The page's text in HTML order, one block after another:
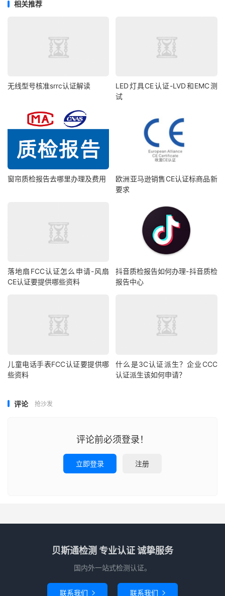
相关推荐
无线型号核准srrc认证解读
LED灯具CE认证-LVD和EMC测
试
窗帘质检报告去哪里办理及费用
欧洲亚马逊销售CE认证标商品新
要求
落地扇FCC认证怎么申请-风扇
CE认证要提供哪些资料
抖音质检报告如何办理-抖音质检
报告中心
儿童电话手表FCC认证要提供哪
些资料
什么是3C认证派生？企业CCC
认证派生该如何申请？
评论 抢沙发
评论前必须登录！
立即登录 注册
贝斯通检测 专业认证 诚挚服务
国内外一站式检测认证。
联系我们  联系我们 